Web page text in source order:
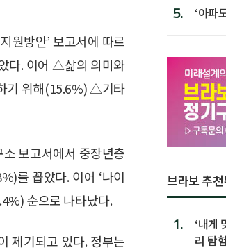
원방안’ 보고서에 따르
다. 이어 △삶의 의미와
기 위해(15.6%) △기타
보고서에서 중장년층
를 꼽았다. 이어 ‘나이
순으로 나타났다.
제기되고 있다. 정부는
5.
‘아파
브라보 추
1.
‘내게
리 탐